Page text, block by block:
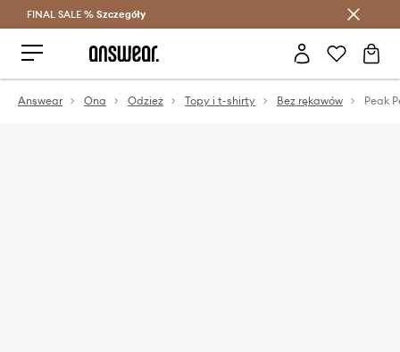
Oszczędzaj z Answear Club >
FINAL SALE % Szczegóły
Answear Ona Odzież Topy i t-shirty Bez rękawów Peak